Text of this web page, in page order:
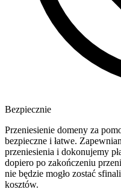
Bezpiecznie
Przeniesienie domeny za
bezpieczne i łatwe.
przeniesienia i dokonujemy
dopiero po zakończeniu
nie będzie mogło zostać
kosztów.